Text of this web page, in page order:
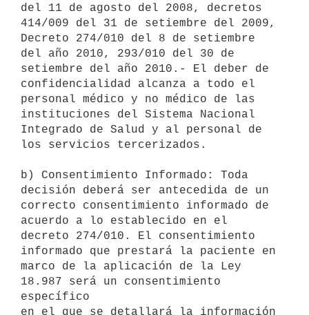
del 11 de agosto del 2008, decretos
414/009 del 31 de setiembre del 2009,
Decreto 274/010 del 8 de setiembre
del año 2010, 293/010 del 30 de
setiembre del año 2010.- El deber de
confidencialidad alcanza a todo el
personal médico y no médico de las
instituciones del Sistema Nacional
Integrado de Salud y al personal de
los servicios tercerizados.
b) Consentimiento Informado: Toda
decisión deberá ser antecedida de un
correcto consentimiento informado de
acuerdo a lo establecido en el
decreto 274/010. El consentimiento
informado que prestará la paciente en
marco de la aplicación de la Ley
18.987 será un consentimiento
específico
en el que se detallará la información